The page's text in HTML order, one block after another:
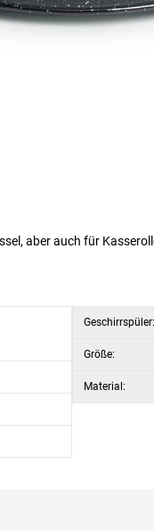
aber auch für
Geschirrspüler:
Größe:
Material: